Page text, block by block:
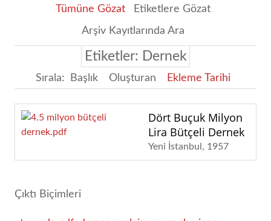
Tümüne Gözat
Etiketlere Gözat
Arşiv Kayıtlarında Ara
Etiketler: Dernek
Sırala: Başlık Oluşturan Ekleme Tarihi
Dört Buçuk Milyon
Lira Bütçeli Dernek
Yeni İstanbul 1957
Çıktı Biçimleri